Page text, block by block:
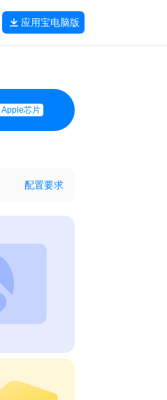
应用宝电脑版
Apple芯片
配置要求